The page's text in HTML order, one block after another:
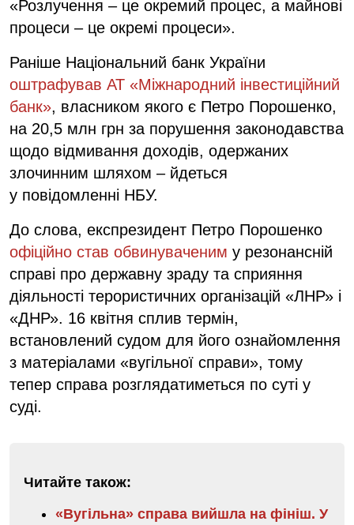
«Розлучення – це окремий процес, а майнові
процеси – це окремі процеси».
Раніше Національний банк України
оштрафував АТ «Міжнародний інвестиційний
банк», власником якого є Петро Порошенко,
на 20,5 млн грн за порушення законодавства
щодо відмивання доходів, одержаних
злочинним шляхом – йдеться
у повідомленні НБУ.
До слова, експрезидент Петро Порошенко
офіційно став обвинуваченим у резонансній
справі про державну зраду та сприяння
діяльності терористичних організацій «ЛНР» і
«ДНР». 16 квітня сплив термін,
встановлений судом для його ознайомлення
з матеріалами «вугільної справи», тому
тепер справа розглядатиметься по суті у
суді.
Читайте також:
«Вугільна» справа вийшла на фініш. У